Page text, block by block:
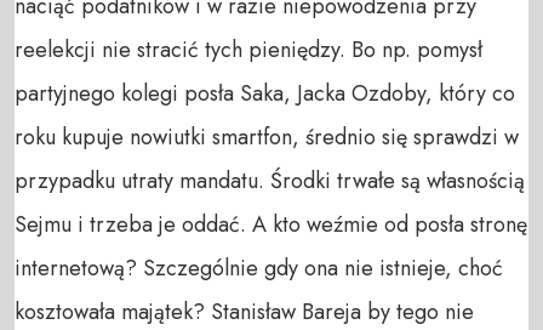
reelekcji nie stracić tych pieniędzy. Bo np. pomysł
partyjnego kolegi posła Saka, Jacka Ozdoby, który co
roku kupuje nowiutki smartfon, średnio się sprawdzi w
przypadku utraty mandatu. Środki trwałe są własnością
Sejmu i trzeba je oddać. A kto weźmie od posła stronę
internetową? Szczególnie gdy ona nie istnieje, choć
kosztowała majątek? Stanisław Bareja by tego nie